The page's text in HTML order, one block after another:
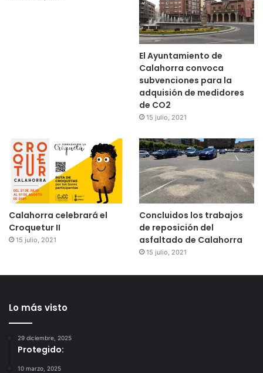
El Ayuntamiento de
Calahorra convoca
subvenciones para la
adquisión de medidores
de CO2
15 julio, 2021
Calahorra celebrará el
Croquetur II
15 julio, 2021
Concluidos los trabajos
de reposición del
asfaltado de Calahorra
15 julio, 2021
Lo más visto
29 diciembre, 2025
Protegido:
10 marzo, 2025